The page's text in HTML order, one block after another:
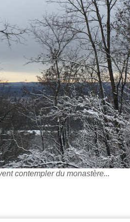
contempler du monastère...